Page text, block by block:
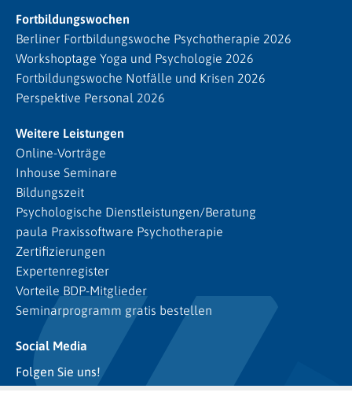
Fortbildungswochen
Berliner Fortbildungswoche Psychotherapie 2026
Workshoptage Yoga und Psychologie 2026
Fortbildungswoche Notfälle und Krisen 2026
Perspektive Personal 2026
Weitere Leistungen
Online-Vorträge
Inhouse Seminare
Bildungszeit
Psychologische Dienstleistungen/Beratung
paula Praxissoftware Psychotherapie
Zertifizierungen
Expertenregister
Vorteile BDP-Mitglieder
Seminarprogramm gratis bestellen
Social Media
Folgen Sie uns!